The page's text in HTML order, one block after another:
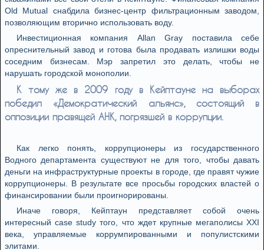
Old Mutual снабдила бизнес-центр фильтрационным заводом,
позволяющим вторично использовать воду.
Инвестиционная компания Allan Gray поставила себе
опреснительный завод и готова была продавать излишки воды
соседним бизнесам. Мэр запретил это делать, чтобы не
нарушать городской монополии.
К тому же в 2009 году в Кейптауне на выборах
победил «Демократический альянс», состоящий в
оппозиции правящей АНК, погрязшей в коррупции.
Как легко понять, коррупционеры из государственного
Водного департамента существуют не для того, чтобы давать
деньги на инфраструктурные проекты в городе, где правят чужие
коррупционеры. В результате все просьбы городских властей о
финансировании были проигнорированы.
Иначе говоря, Кейптаун представляет собой очень
интересный case study того, что ждет крупные мегаполисы XXI
века, управляемые коррумпированными и популистскими
элитами.